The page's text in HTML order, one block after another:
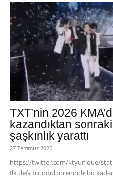
TXT’nin 2026
kazandıktan
şaşkınlık yarattı
27 Temmuz 2026
https://twitter.com/ktyunique/
İlk defa bir ödül töreninde bu